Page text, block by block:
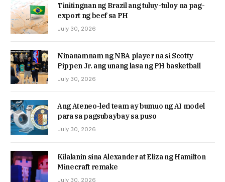
Tinitingnan ng Brazil ang tuluy-tuloy na pag-
export ng beef sa PH
July 30, 2026
Ninanamnam ng NBA player na si Scotty
Pippen Jr. ang unang lasa ng PH basketball
July 30, 2026
Ang Ateneo-led team ay bumuo ng AI model
para sa pagsubaybay sa puso
July 30, 2026
Kilalanin sina Alexander at Eliza ng Hamilton
Minecraft remake
July 30, 2026